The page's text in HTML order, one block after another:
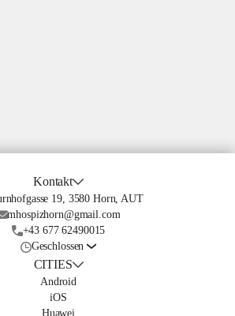
Kontakt
19, 3580 Horn, AUT
mhospizhorn@gmail.com
+43 677 62490015
Geschlossen
CITIES
Android
iOS
Huawei